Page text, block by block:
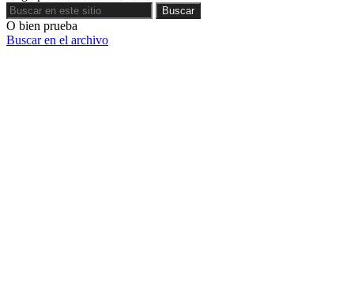
Buscar
Buscar
O bien prueba
Buscar en el archivo